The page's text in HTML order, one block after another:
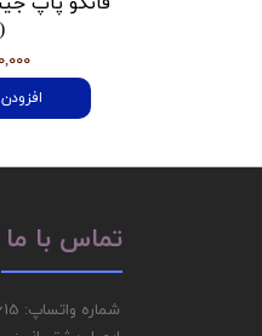
شماره واتساپ: 09365230615
تماس با ما